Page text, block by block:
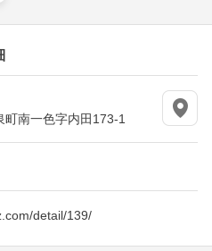
町南一色字内田173-1
detail/139/